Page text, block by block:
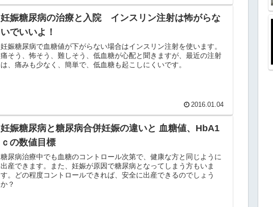
妊娠糖尿病の治療と入院 インスリン注射は怖がらな
いでいいよ！
妊娠糖尿病で血糖値が下がらない場合はインスリン注射を使います。
痛そう、怖そう、難しそう、低血糖が心配と聞きますが、最近の注射
は、痛みも少なく、簡単で、低血糖も起こしにくいです。
2016.01.04
妊娠糖尿病と糖尿病合併妊娠の違いと 血糖値、HbA1
ｃの数値目標
糖尿病治療中でも血糖のコントロール次第で、健康な方と同じように
出産できます。また、妊娠が原因で糖尿病となってしまう方もいま
す。どの程度コントロールできれば、安全に出産できるのでしょう
か？